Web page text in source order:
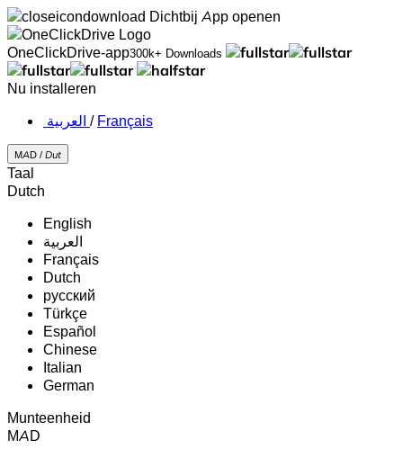
Dichtbij App openen
OneClickDrive-app300k+ Downloads
Nu installeren
‏العربية ‏ / Français
MAD / Dut
Taal
Dutch
English
‏العربية‏
Français
Dutch
русский
Türkçe
Español
Chinese
Italian
German
Munteenheid
MAD